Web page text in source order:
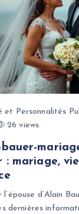
et Personnalités
26 views
: mariage,
d’Alain
dernières